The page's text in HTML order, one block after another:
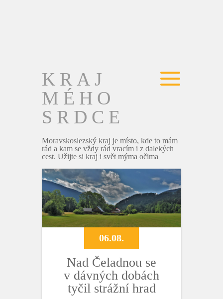
KRAJ
MÉHO
SRDCE
Moravskoslezský kraj je místo, kde to mám
rád a kam se vždy rád vracím i z dalekých
cest. Užijte si kraj i svět mýma očima
06.08.
Nad Čeladnou se
v dávných dobách
tyčil strážní hrad